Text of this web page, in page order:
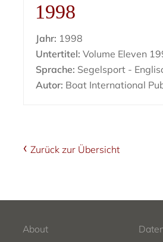
1998
Jahr: 1998
Untertitel: Volume Eleven
Sprache: Segelsport -
Autor: Boat International
Zurück zur Übersicht
About